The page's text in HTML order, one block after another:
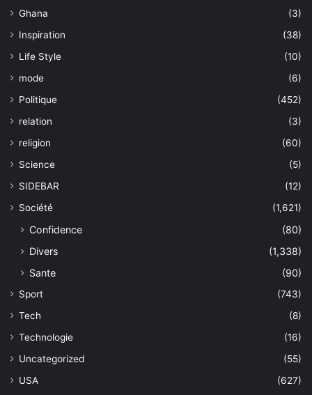
Ghana
(3)
Inspiration
(38)
Life Style
(10)
mode
(6)
Politique
(452)
relation
(3)
religion
(60)
Science
(5)
SIDEBAR
(12)
Société
(1,621)
Confidence
(80)
Divers
(1,338)
Sante
(90)
Sport
(743)
Tech
(8)
Technologie
(16)
Uncategorized
(55)
USA
(627)